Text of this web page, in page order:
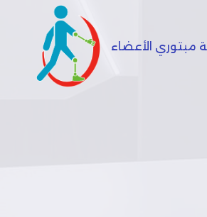
مبتوري الأعضاء